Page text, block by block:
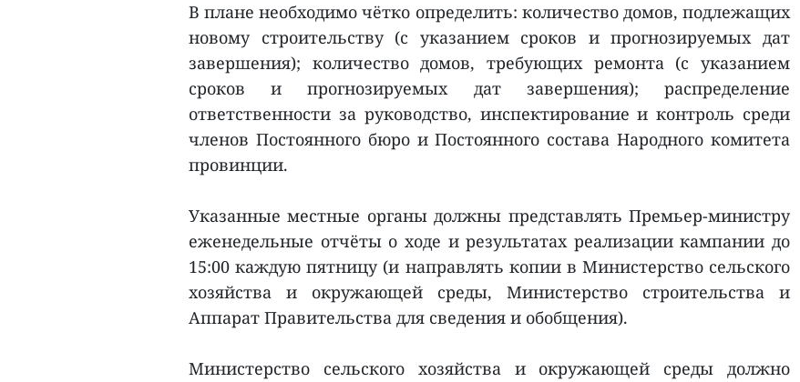
В плане необходимо чётко определить: количество домов, подлежащих
новому строительству (с указанием сроков и прогнозируемых дат
завершения); количество домов, требующих ремонта (с указанием
сроков и прогнозируемых дат завершения); распределение
ответственности за руководство, инспектирование и контроль среди
членов Постоянного бюро и Постоянного состава Народного комитета
провинции.
Указанные местные органы должны представлять Премьер-министру
еженедельные отчёты о ходе и результатах реализации кампании до
15:00 каждую пятницу (и направлять копии в Министерство сельского
хозяйства и окружающей среды, Министерство строительства и
Аппарат Правительства для сведения и обобщения).
Министерство сельского хозяйства и окружающей среды должно